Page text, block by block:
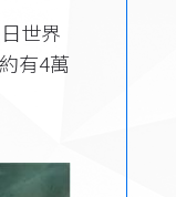
世界
有4萬